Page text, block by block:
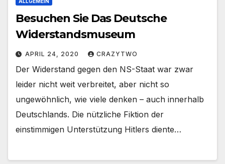
Besuchen Sie Das Deutsche
Widerstandsmuseum
APRIL 24, 2020 CRAZYTWO
Der Widerstand gegen den NS-Staat war zwar
leider nicht weit verbreitet, aber nicht so
ungewöhnlich, wie viele denken – auch innerhalb
Deutschlands. Die nützliche Fiktion der
einstimmigen Unterstützung Hitlers diente…